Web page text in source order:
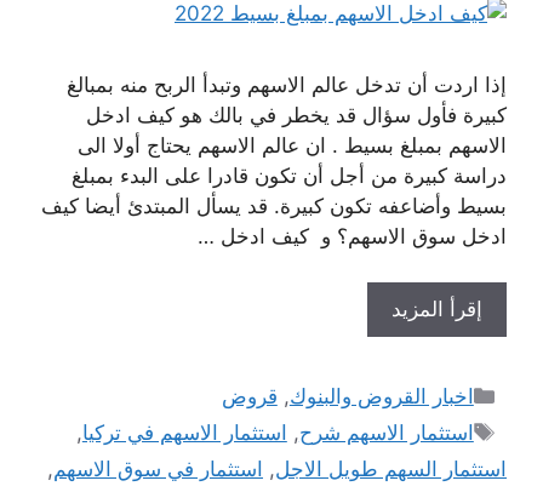
إذا اردت أن تدخل عالم الاسهم وتبدأ الربح منه بمبالغ
كبيرة فأول سؤال قد يخطر في بالك هو كيف ادخل
الاسهم بمبلغ بسيط . ان عالم الاسهم يحتاج أولا الى
دراسة كبيرة من أجل أن تكون قادرا على البدء بمبلغ
بسيط وأضاعفه تكون كبيرة. قد يسأل المبتدئ أيضا كيف
ادخل سوق الاسهم؟ و كيف ادخل …
إقرأ المزيد
التصنيفات
اخبار القروض والبنوك, قروض
الوسوم
استثمار الاسهم شرح, استثمار الاسهم في تركيا,
استثمار السهم طويل الاجل, استثمار في سوق الاسهم,